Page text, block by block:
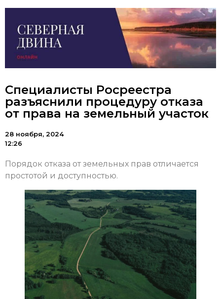
Специалисты Росреестра
разъяснили процедуру отказа
от права на земельный участок
28 ноября, 2024
12:26
Порядок отказа от земельных прав отличается
простотой и доступностью.